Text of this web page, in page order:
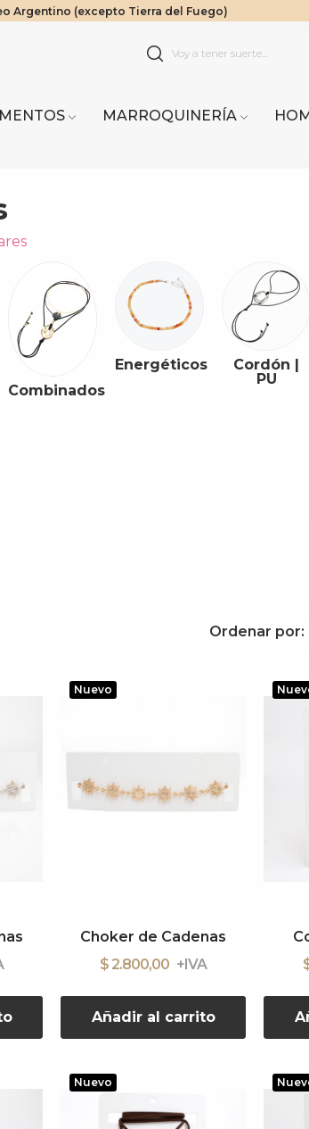
| 10% OFF a partir de $1.000.000
Argentino (excepto Tierra del Fuego)
$200.000 vía Cruz del Sur.
MARROQUINERÍA
Combinados
Energéticos
Cordón |
PU
Ordenar por:
Nuevo
Choker de Cadenas
$ 2.800,00
Añadir al carrito
Nuevo